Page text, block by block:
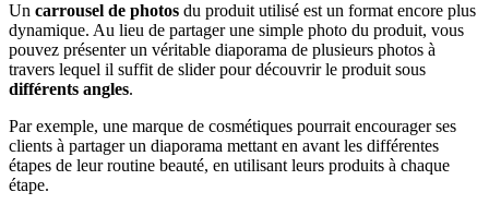
Un carrousel de photos du produit utilisé est un format encore plus
dynamique. Au lieu de partager une simple photo du produit, vous
pouvez présenter un véritable diaporama de plusieurs photos à
travers lequel il suffit de slider pour découvrir le produit sous
différents angles.
Par exemple, une marque de cosmétiques pourrait encourager ses
clients à partager un diaporama mettant en avant les différentes
étapes de leur routine beauté, en utilisant leurs produits à chaque
étape.